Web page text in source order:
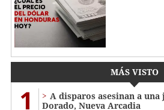
MÁS VISTO
1
A disparos asesinan a
Dorado, Nueva Arcadia